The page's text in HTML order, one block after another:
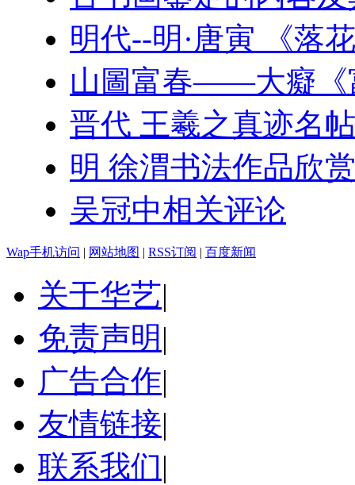
明代--明·唐寅 《落
山圖富春——大癡《
晋代 王羲之真迹名
明 徐渭书法作品欣赏
吴冠中相关评论
Wap手机访问 | 网站地图 | RSS订阅 | 百度新闻
关于华艺|
免责声明 |
广告合作|
友情链接|
联系我们|